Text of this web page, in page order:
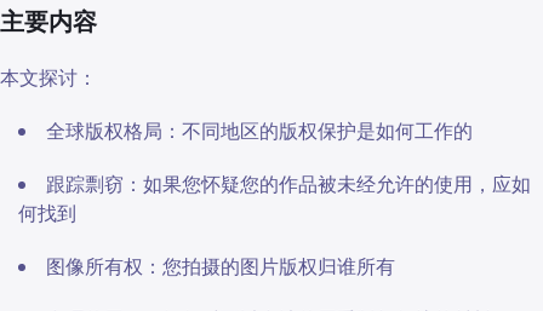
主要内容
本文探讨：
全球版权格局：不同地区的版权保护是如何工作的
跟踪剽窃：如果您怀疑您的作品被未经允许的使用，应如
何找到
图像所有权：您拍摄的图片版权归谁所有